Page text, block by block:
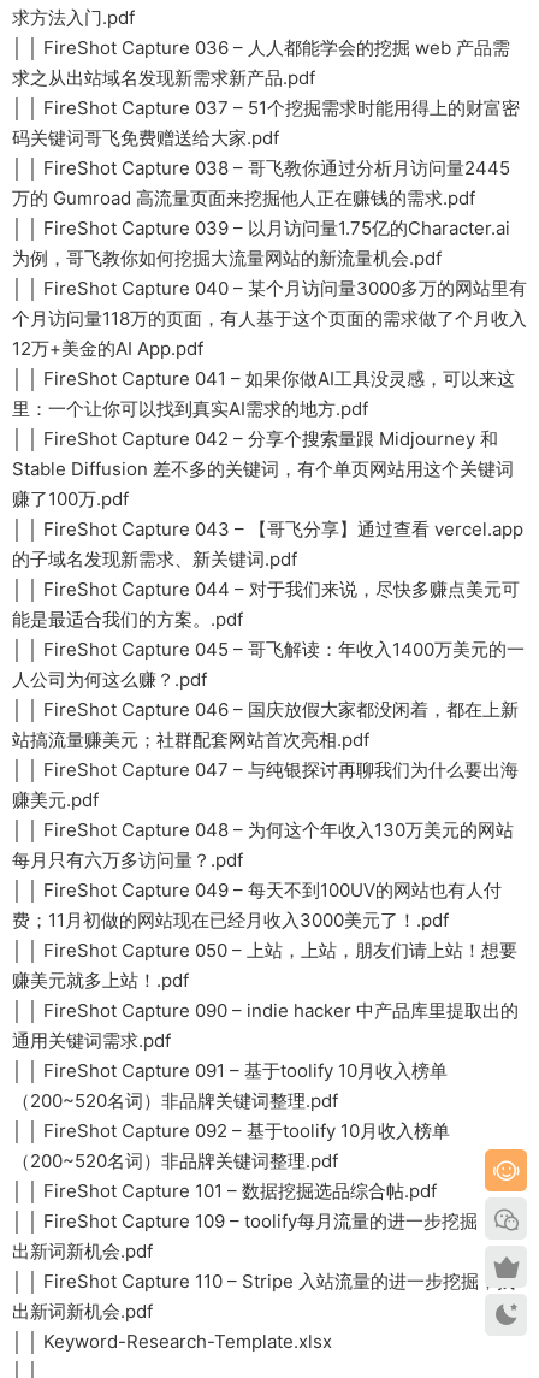
求方法入门.pdf
│ │ FireShot Capture 036 – 人人都能学会的挖掘 web 产品需
求之从出站域名发现新需求新产品.pdf
│ │ FireShot Capture 037 – 51个挖掘需求时能用得上的财富密
码关键词哥飞免费赠送给大家.pdf
│ │ FireShot Capture 038 – 哥飞教你通过分析月访问量2445
万的 Gumroad 高流量页面来挖掘他人正在赚钱的需求.pdf
│ │ FireShot Capture 039 – 以月访问量1.75亿的Character.ai
为例，哥飞教你如何挖掘大流量网站的新流量机会.pdf
│ │ FireShot Capture 040 – 某个月访问量3000多万的网站里有
个月访问量118万的页面，有人基于这个页面的需求做了个月收入
12万+美金的AI App.pdf
│ │ FireShot Capture 041 – 如果你做AI工具没灵感，可以来这
里：一个让你可以找到真实AI需求的地方.pdf
│ │ FireShot Capture 042 – 分享个搜索量跟 Midjourney 和
Stable Diffusion 差不多的关键词，有个单页网站用这个关键词
赚了100万.pdf
│ │ FireShot Capture 043 – 【哥飞分享】通过查看 vercel.app
的子域名发现新需求、新关键词.pdf
│ │ FireShot Capture 044 – 对于我们来说，尽快多赚点美元可
能是最适合我们的方案。.pdf
│ │ FireShot Capture 045 – 哥飞解读：年收入1400万美元的一
人公司为何这么赚？.pdf
│ │ FireShot Capture 046 – 国庆放假大家都没闲着，都在上新
站搞流量赚美元；社群配套网站首次亮相.pdf
│ │ FireShot Capture 047 – 与纯银探讨再聊我们为什么要出海
赚美元.pdf
│ │ FireShot Capture 048 – 为何这个年收入130万美元的网站
每月只有六万多访问量？.pdf
│ │ FireShot Capture 049 – 每天不到100UV的网站也有人付
费；11月初做的网站现在已经月收入3000美元了！.pdf
│ │ FireShot Capture 050 – 上站，上站，朋友们请上站！想要
赚美元就多上站！.pdf
│ │ FireShot Capture 090 – indie hacker 中产品库里提取出的
通用关键词需求.pdf
│ │ FireShot Capture 091 – 基于toolify 10月收入榜单
（200~520名词）非品牌关键词整理.pdf
│ │ FireShot Capture 092 – 基于toolify 10月收入榜单
（200~520名词）非品牌关键词整理.pdf
│ │ FireShot Capture 101 – 数据挖掘选品综合帖.pdf
│ │ FireShot Capture 109 – toolify每月流量的进一步挖掘，找
出新词新机会.pdf
│ │ FireShot Capture 110 – Stripe 入站流量的进一步挖掘，找
出新词新机会.pdf
│ │ Keyword-Research-Template.xlsx